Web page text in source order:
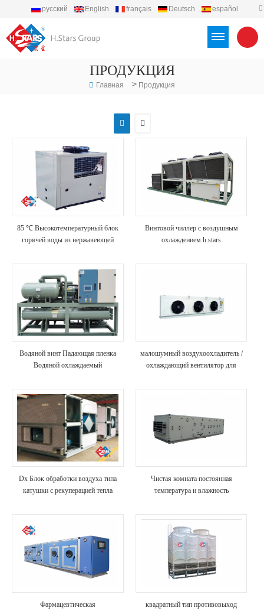
русский English français Deutsch
español
ПРОДУКЦИЯ
Главная > Продукция
85 ℃ Высокотемпературный блок
горячей воды из нержавеющей
Винтовой чиллер с воздушным
охлаждением h.stars
Водяной винт Падающая пленка
Водяной охлаждаемый
малошумный воздухоохладитель /
охлаждающий вентилятор для
продуктов
Dx Блок обработки воздуха типа
катушки с рекуперацией тепла
Чистая комната постоянная
температура и влажность
Фармацевтическая
квадратный тип противовыход